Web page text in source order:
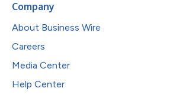
Company
About Business Wire
Careers
Media Center
Help Center